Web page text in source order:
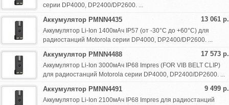
серии DP4000, DP2400/DP2600. ...
13 061 р.
Аккумулятор PMNN4435
Аккумулятор Li-Ion 1400мАч IP57 (от -30°С до +60°С) для
радиостанций Motorola серии DP4000, DP2400/DP2600. ...
17 573 р.
Аккумулятор PMNN4488
Аккумулятор Li-Ion 3000мАч IP68 Impres (FOR VIB BELT CLIP)
для радиостанций Motorola серии DP4000, DP2400/DP2600. ...
9 499 р.
Аккумулятор PMNN4491
Аккумулятор Li-Ion 2100мАч IP68 Impres для радиостанций